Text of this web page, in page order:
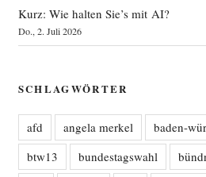
Kurz: Wie halten Sie’s mit AI?
Do., 2. Juli 2026
SCHLAGWÖRTER
afd angela merkel baden-
btw13
bundestagswahl